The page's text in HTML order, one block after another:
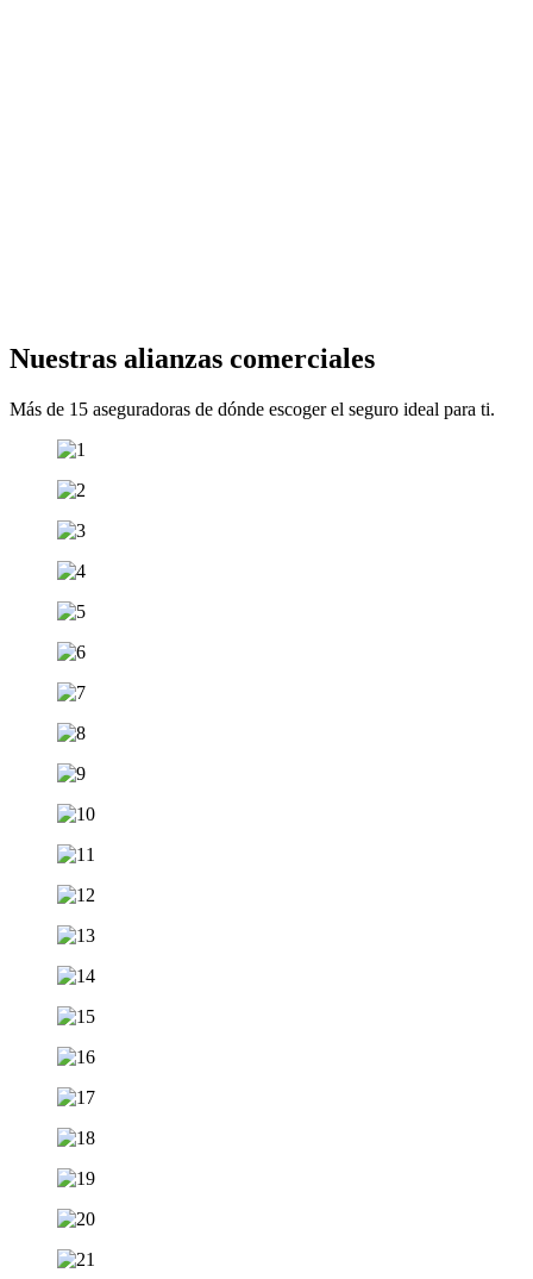
Nuestras alianzas comerciales
Más de 15 aseguradoras de dónde escoger el seguro ideal para ti.